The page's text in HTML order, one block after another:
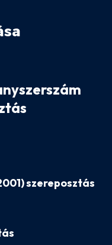
szereposztás